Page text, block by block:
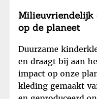
op de planeet
Duurzame
en draagt bij aan
impact op onze
kleding gemaakt